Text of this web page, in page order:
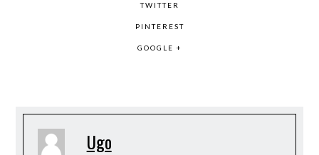
TWITTER
PINTEREST
GOOGLE +
Ugo